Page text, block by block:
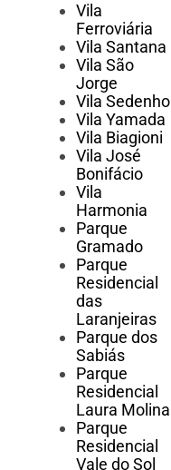
Vila
Ferroviária
Vila Santana
Vila São
Jorge
Vila Sedenho
Vila Yamada
Vila Biagioni
Vila José
Bonifácio
Vila
Harmonia
Parque
Gramado
Parque
Residencial
das
Laranjeiras
Parque dos
Sabiás
Parque
Residencial
Laura Molina
Parque
Residencial
Vale do Sol